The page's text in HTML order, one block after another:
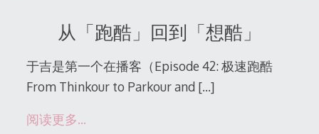
从「跑酷」回到「想酷」
于吉是第一个在播客（Episode 42: 极速跑酷
From Thinkour to Parkour and […]
阅读更多…